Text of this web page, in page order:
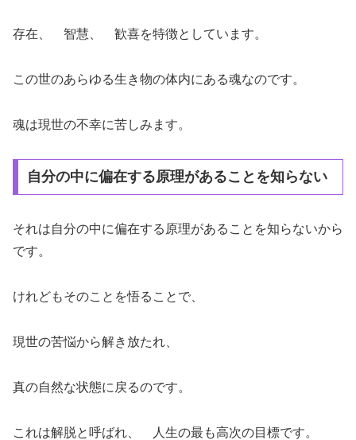
存在、 智慧、 歓喜を特徴としています。
この世のあらゆる生き物の体内にある魂なのです。
魂は現世の不幸に苦しみます。
自分の中に偏在する原理があることを知らない
それは自分の中に偏在する原理があることを知らないから
です。
けれどもそのことを悟ることで、
現世の苦悩から解き放たれ、
真の自然な状態に戻るのです。
これは解脱と呼ばれ、 人生の最も高次の目標です。